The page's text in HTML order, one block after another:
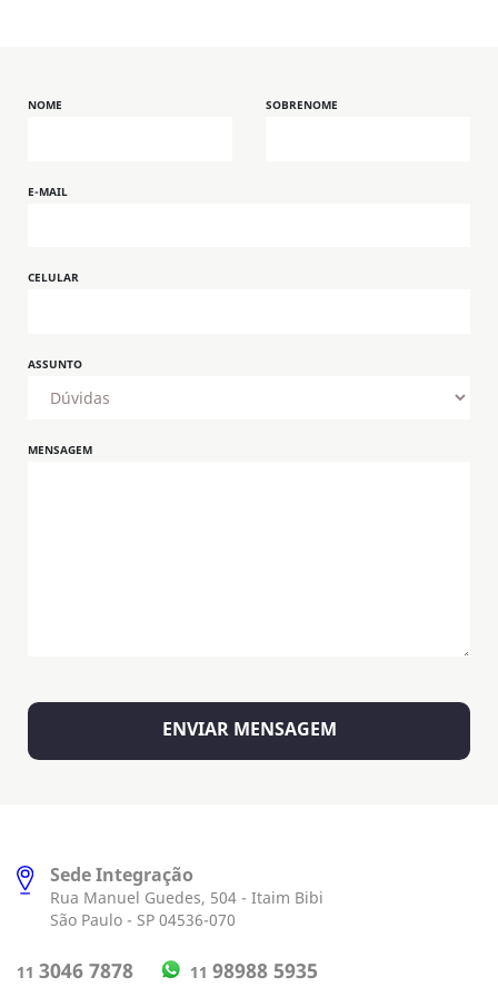
NOME SOBRENOME
E-MAIL
CELULAR
ASSUNTO
MENSAGEM
Sede Integração
Rua Manuel Guedes, 504 - Itaim Bibi
São Paulo - SP 04536-070
11 3046 7878 11 98988 5935